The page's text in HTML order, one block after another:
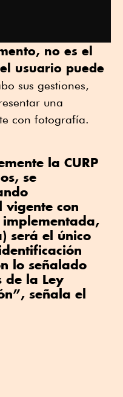
no es el
usuario puede
sus gestiones,
una
con fotografía.
la CURP
se
vigente con
será el único
lo señalado
de la Ley
señala el